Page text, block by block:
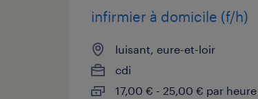
infirmier à domicile (f/h)
luisant, eure-et-loir
cdi
17,00 € - 25,00 € par heure